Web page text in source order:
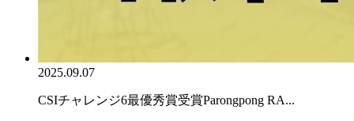
2025.09.07
CSIチャレンジ6最優秀賞受賞Parongpong RA...